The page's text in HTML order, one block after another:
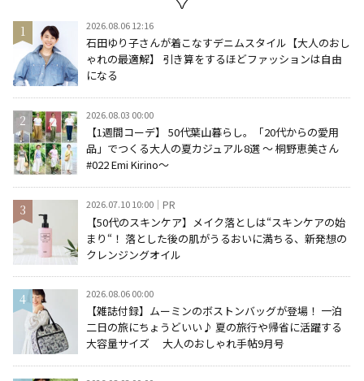
2026.08.06 12:16
石田ゆり子さんが着こなすデニムスタイル【大人のおし
ゃれの最適解】 引き算をするほどファッションは自由
になる
2026.08.03 00:00
【1週間コーデ】 50代葉山暮らし。「20代からの愛用
品」でつくる大人の夏カジュアル8選 ～ 桐野恵美さん
#022 Emi Kirino～
2026.07.10 10:00 PR
【50代のスキンケア】メイク落としは“スキンケアの始
まり“！ 落とした後の肌がうるおいに満ちる、新発想の
クレンジングオイル
2026.08.06 00:00
【雑誌付録】ムーミンのボストンバッグが登場！ 一泊
二日の旅にちょうどいい♪ 夏の旅行や帰省に活躍する
大容量サイズ 大人のおしゃれ手帖9月号